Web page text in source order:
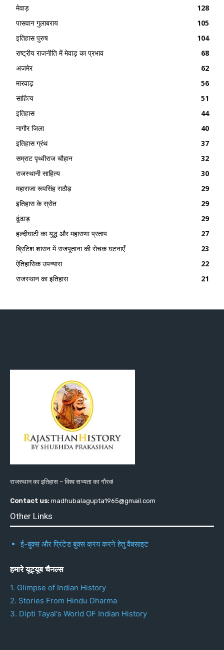
मेवाड़
128
पासवान गुलाबराय
105
इतिहास पुरुष
104
राष्ट्रीय राजनीति में मेवाड़ का प्रभाव
68
अजमेर
62
मारवाड़
56
साहित्य
51
इतिहास
44
नागौर जिला
40
इतिहास ग्रंथ
37
सम्राट पृथ्वीराज चौहान
32
राजस्थानी साहित्य
30
महाराजा रूपसिंह राठौड़
29
इतिहास के स्रोत
29
ढूंढाड़
29
हल्दीघाटी का युद्ध और महाराणा प्रताप
27
ब्रिटिश शासन में राजपूताना की रोचक घटनाएँ
23
ऐतिहासिक उपन्यास
22
राजस्थान का इतिहास
21
राजस्थान का इतिहास – विश्व सभ्यता का गौरव!
Contact us: madhubalagupta1965@gmail.com
Other Links
ई-बुक्स और प्रिंटेड बुक्स क्रय करने हेतु वैबसाइट
हमारे यूट्यूब चैनल्स
1. Glimpse of Indian History
2. Stories From Hindu Dharma
3. Dipti Tayal's World OF Indian History